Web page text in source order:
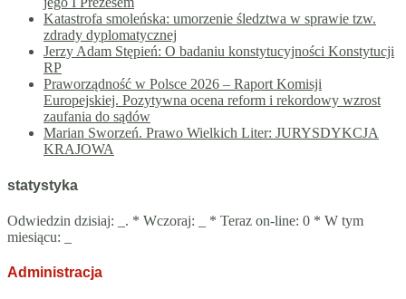
Katastrofa smoleńska: umorzenie śledztwa w sprawie tzw.
zdrady dyplomatycznej
Jerzy Adam Stępień: O badaniu konstytucyjności Konstytucji
RP
Praworządność w Polsce 2026 – Raport Komisji
Europejskiej. Pozytywna ocena reform i rekordowy wzrost
zaufania do sądów
Marian Sworzeń. Prawo Wielkich Liter: JURYSDYKCJA
KRAJOWA
statystyka
Odwiedzin dzisiaj: . * Wczoraj:
* Teraz on-line: 0 * W tym
miesiącu:
Administracja